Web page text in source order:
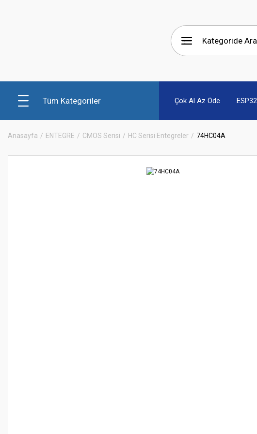
Tüm Kategoriler Çok Al Az Öde ESP32
Anasayfa ENTEGRE CMOS Serisi HC Serisi Entegreler 74HC04A